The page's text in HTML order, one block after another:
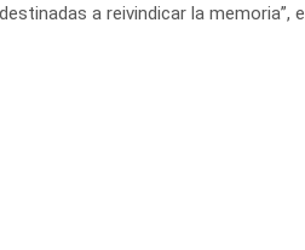
a reivindicar la memoria”,